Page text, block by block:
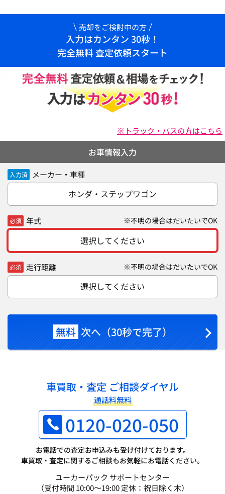
売却をご検討中の方
入力はカンタン 30秒！
完全無料 査定依頼スタート
※トラック・バスの方はこちら
お車情報入力
入力済 メーカー・車種
ホンダ・ステップワゴン
必須 年式 ※不明の場合はだいたいでOK
選択してください
必須 走行距離 ※不明の場合はだいたいでOK
選択してください
無料 次へ（30秒で完了）
車買取・査定 ご相談ダイヤル
通話料無料
0120-020-050
お電話での査定お申込みも受け付けております。
車買取・査定に関するご相談もお気軽にお電話ください。
ユーカーパック サポートセンター
（受付時間 10:00～19:00 定休：祝日除く木）